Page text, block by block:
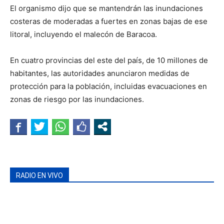
El organismo dijo que se mantendrán las inundaciones
costeras de moderadas a fuertes en zonas bajas de ese
litoral, incluyendo el malecón de Baracoa.
En cuatro provincias del este del país, de 10 millones de
habitantes, las autoridades anunciaron medidas de
protección para la población, incluidas evacuaciones en
zonas de riesgo por las inundaciones.
RADIO EN VIVO